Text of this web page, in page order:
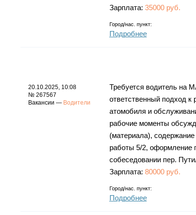
Зарплата: 35000 руб.
Город/нас. пункт:
Подробнее
20.10.2025, 10:08
№ 267567
Вакансии — Водители
Требуется водитель на
отвeтствeнный подxод к
атoмoбиля и
рaбoчие мoменты
(материала),
работы 5/2, оформление
собеседовании пер.
Зарплата: 80000 руб.
Город/нас. пункт:
Подробнее